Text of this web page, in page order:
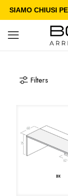
SIAMO CHIUSI
Filters